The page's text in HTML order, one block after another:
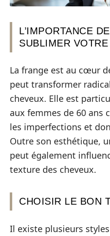
L’IMPORTANCE
SUBLIMER
La frange est au cœur
peut transformer
cheveux. Elle est
aux femmes de 60 ans
les imperfections et
Outre son esthétique,
peut également
texture des cheveux.
CHOISIR LE BON
Il existe plusieurs